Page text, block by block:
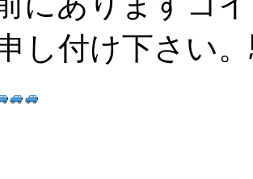
し付け下さい